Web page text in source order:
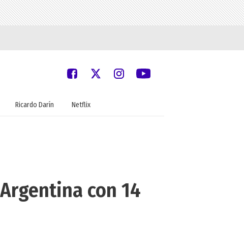
Ricardo Darín Netflix
con 14